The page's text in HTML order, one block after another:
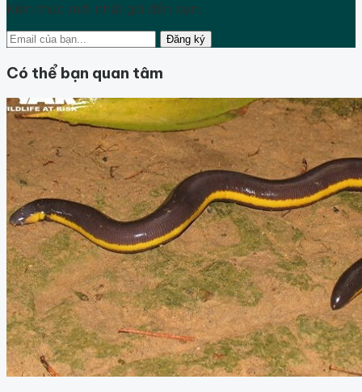
Kiến thức mới nhất gửi đến bạn.
Đăng ký
Có thể bạn quan tâm